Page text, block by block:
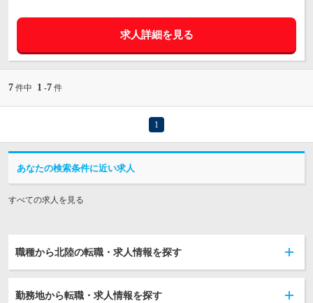
求人詳細を見る
7 件中 1 -7 件
1
あなたの検索条件に近い求人
すべての求人を見る
職種から北陸の転職・求人情報を探す
勤務地から転職・求人情報を探す